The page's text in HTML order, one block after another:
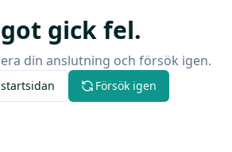
gick fel.
din anslutning och försök igen.
Försök igen